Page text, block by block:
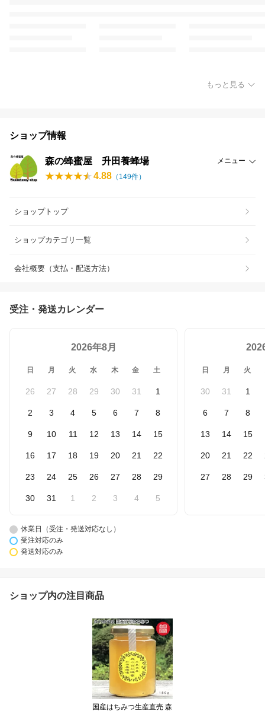
もっと見る
ショップ情報
森の蜂蜜屋 升田養蜂場 メニュー
4.88 （ 149件）
ショップトップ
ショップカテゴリ一覧
会社概要（支払・配送方法）
受注・発送カレンダー
2026年8月
日 月 火 水 木 金 土
26 27 28 29 30 31 1
2 3 4 5 6 7 8
9 10 11 12 13 14 15
16 17 18 19 20 21 22
23 24 25 26 27 28 29
30 31 1 2 3 4 5
日 月 火
30 31 1
6 7 8
13 14 15
20 21 22
27 28 29
休業日（受注・発送対応なし）
受注対応のみ
発送対応のみ
ショップ内の注目商品
国産はちみつ生産直売 森